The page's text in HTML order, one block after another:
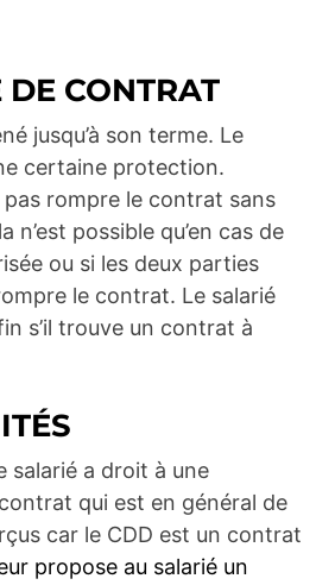
DE CONTRAT
jusqu’à son terme. Le
certaine protection.
pas rompre le contrat sans
possible qu’en cas de
ou si les deux parties
le contrat. Le salarié
s’il trouve un contrat à
salarié a droit à une
qui est en général de
car le CDD est un contrat
propose au salarié un